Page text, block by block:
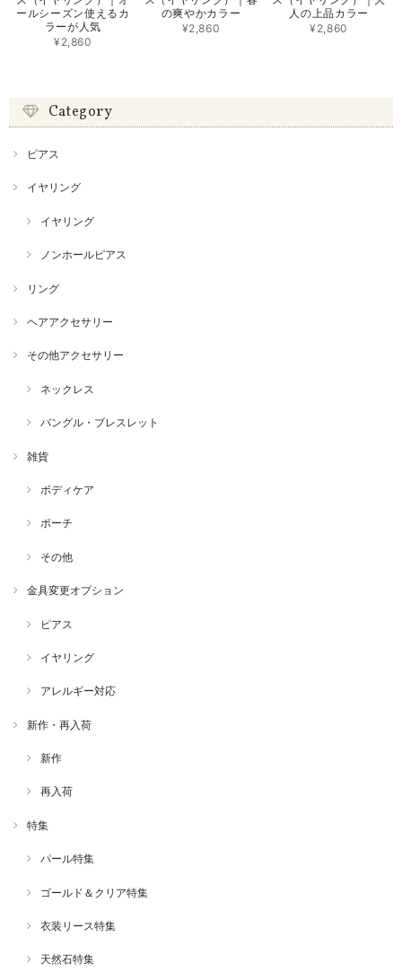
ールシーズン使えるカ
ラーが人気
¥2,860
の爽やかカラー
¥2,860
人の上品カラー
¥2,860
Category
ピアス
イヤリング
イヤリング
ノンホールピアス
リング
ヘアアクセサリー
その他アクセサリー
ネックレス
バングル・ブレスレット
雑貨
ボディケア
ポーチ
その他
金具変更オプション
ピアス
イヤリング
アレルギー対応
新作・再入荷
新作
再入荷
特集
パール特集
ゴールド＆クリア特集
衣装リース特集
天然石特集